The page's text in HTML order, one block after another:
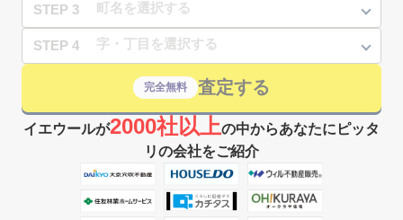
STEP 3
STEP 4
完全無料 査定する
イエウールが2000社以上の中からあなたにピッタ
リの会社をご紹介